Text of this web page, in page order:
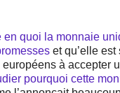
en quoi la monnaie
et qu’elle
à accepter
pourquoi cette